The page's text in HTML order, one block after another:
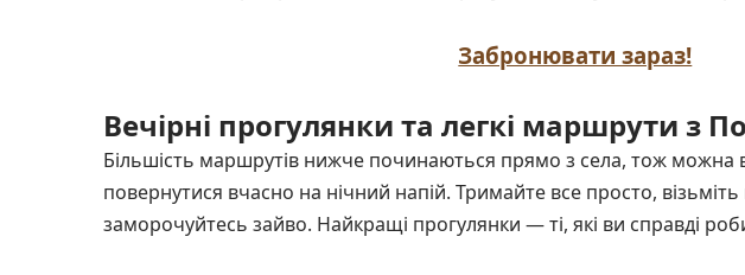
Забронювати зараз!
Вечірні прогулянки та легкі маршрути з
Більшість маршрутів нижче починаються прямо з села, тож можна
повернутися вчасно на нічний напій. Тримайте все просто, візьміть
заморочуйтесь зайво. Найкращі прогулянки — ті, які ви справді